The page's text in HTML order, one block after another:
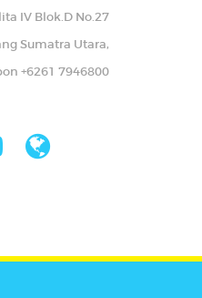
IV Blok.D No.27
Sumatra Utara,
+6261 7946800